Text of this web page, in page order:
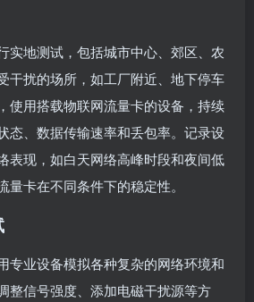
实地测试，包括城市中心、郊区、农
干扰的场所，如工厂附近、地下停车
使用搭载物联网流量卡的设备，持续
态、数据传输速率和丢包率。记录设
表现，如白天网络高峰时段和夜间低
卡在不同条件下的稳定性。
专业设备模拟各种复杂的网络环境和
整信号强度、添加电磁干扰源等方